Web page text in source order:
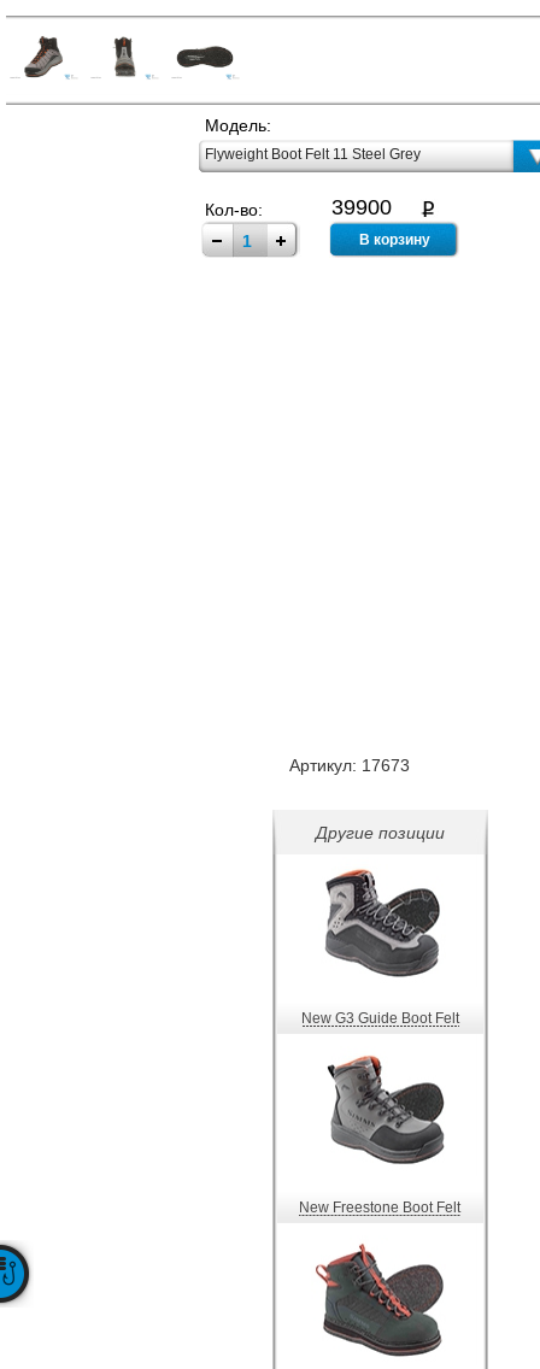
Модель:
Flyweight Boot Felt 11 Steel Grey
Кол-во: 39900
Артикул: 17673
Другие позиции
New G3 Guide Boot Felt
New Freestone Boot Felt